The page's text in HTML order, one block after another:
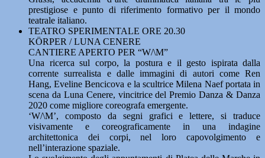
prestigiose e punto di riferimento formativo per il mondo
teatrale italiano.
TEATRO SPERIMENTALE ORE 20.30
KÖRPER / LUNA CENERE
CANTIERE APERTO PER “W/\M”
Una ricerca sul corpo, la postura e il gesto ispirata dalla
corrente surrealista e dalle immagini di autori come Ren
Hang, Eveline Bencicova e la scultrice Milena Naef portata in
scena da Luna Cenere, vincitrice del Premio Danza & Danza
2020 come migliore coreografa emergente.
‘W/\M’, composto da segni grafici e lettere, si traduce
visivamente e coreograficamente in una indagine
architettonica dei corpi, nel loro capovolgimento e
nell’interazione spaziale.